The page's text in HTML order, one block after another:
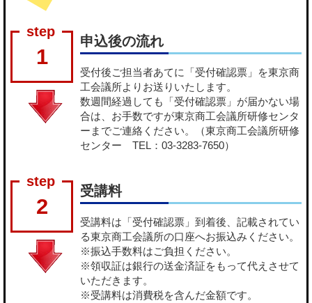
1
申込後の流れ
受付後ご担当者あてに「受付確認票」を東京商
工会議所よりお送りいたします。
数週間経過しても「受付確認票」が届かない場
合は、お手数ですが東京商工会議所研修センタ
ーまでご連絡ください。（東京商工会議所研修
センター TEL：03-3283-7650）
2
受講料
受講料は「受付確認票」到着後、記載されてい
る東京商工会議所の口座へお振込みください。
※振込手数料はご負担ください。
※領収証は銀行の送金済証をもって代えさせて
いただきます。
※受講料は消費税を含んだ金額です。